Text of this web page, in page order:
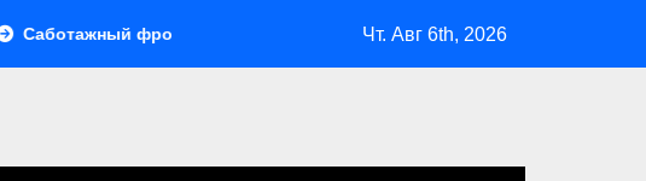
фронт Секретные похороны заставляют иначе взглянуть на
Чт. Авг 6th, 2026